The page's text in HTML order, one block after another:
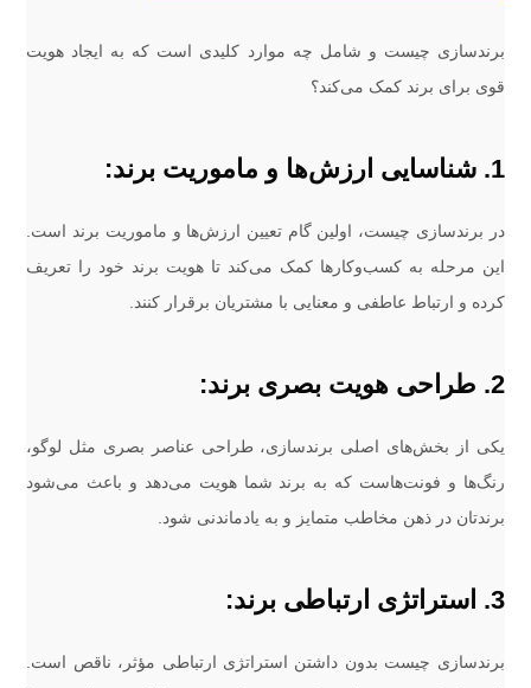
برندسازی چیست و شامل چه موارد کلیدی است که به ایجاد هویت
قوی برای برند کمک می‌کند؟
1. شناسایی ارزش‌ها و ماموریت برند:
در برندسازی چیست، اولین گام تعیین ارزش‌ها و ماموریت برند است.
این مرحله به کسب‌وکارها کمک می‌کند تا هویت برند خود را تعریف
کرده و ارتباط عاطفی و معنایی با مشتریان برقرار کنند.
2. طراحی هویت بصری برند:
یکی از بخش‌های اصلی برندسازی، طراحی عناصر بصری مثل لوگو،
رنگ‌ها و فونت‌هاست که به برند شما هویت می‌دهد و باعث می‌شود
برندتان در ذهن مخاطب متمایز و به یادماندنی شود.
3. استراتژی ارتباطی برند:
برندسازی چیست بدون داشتن استراتژی ارتباطی مؤثر، ناقص است.